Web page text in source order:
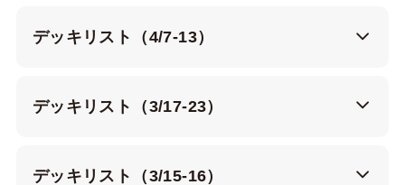
デッキリスト（4/7-13）
デッキリスト（3/17-23）
デッキリスト（3/15-16）